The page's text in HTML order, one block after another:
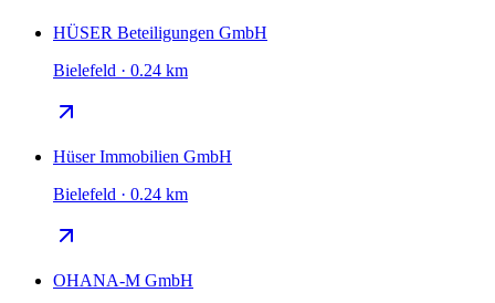
HÜSER Beteiligungen GmbH
Bielefeld · 0.24 km
Hüser Immobilien GmbH
Bielefeld · 0.24 km
OHANA-M GmbH